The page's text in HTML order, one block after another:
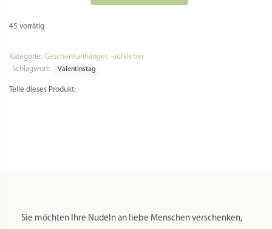
45 vorrätig
(5
Kategorie: Geschenkanhänger, -aufkleber
Schlagwort:
Valentinstag
Teile dieses Produkt:
Sie möchten Ihre Nudeln an liebe Menschen verschenken,